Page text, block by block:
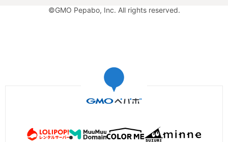
©GMO Pepabo, Inc. All rights reserved.